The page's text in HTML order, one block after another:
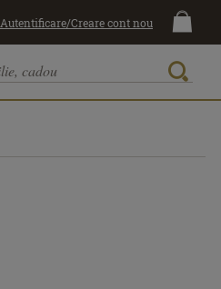
Autentificare/Creare cont nou